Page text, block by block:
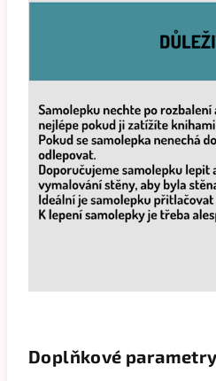
Doplňkové parametry